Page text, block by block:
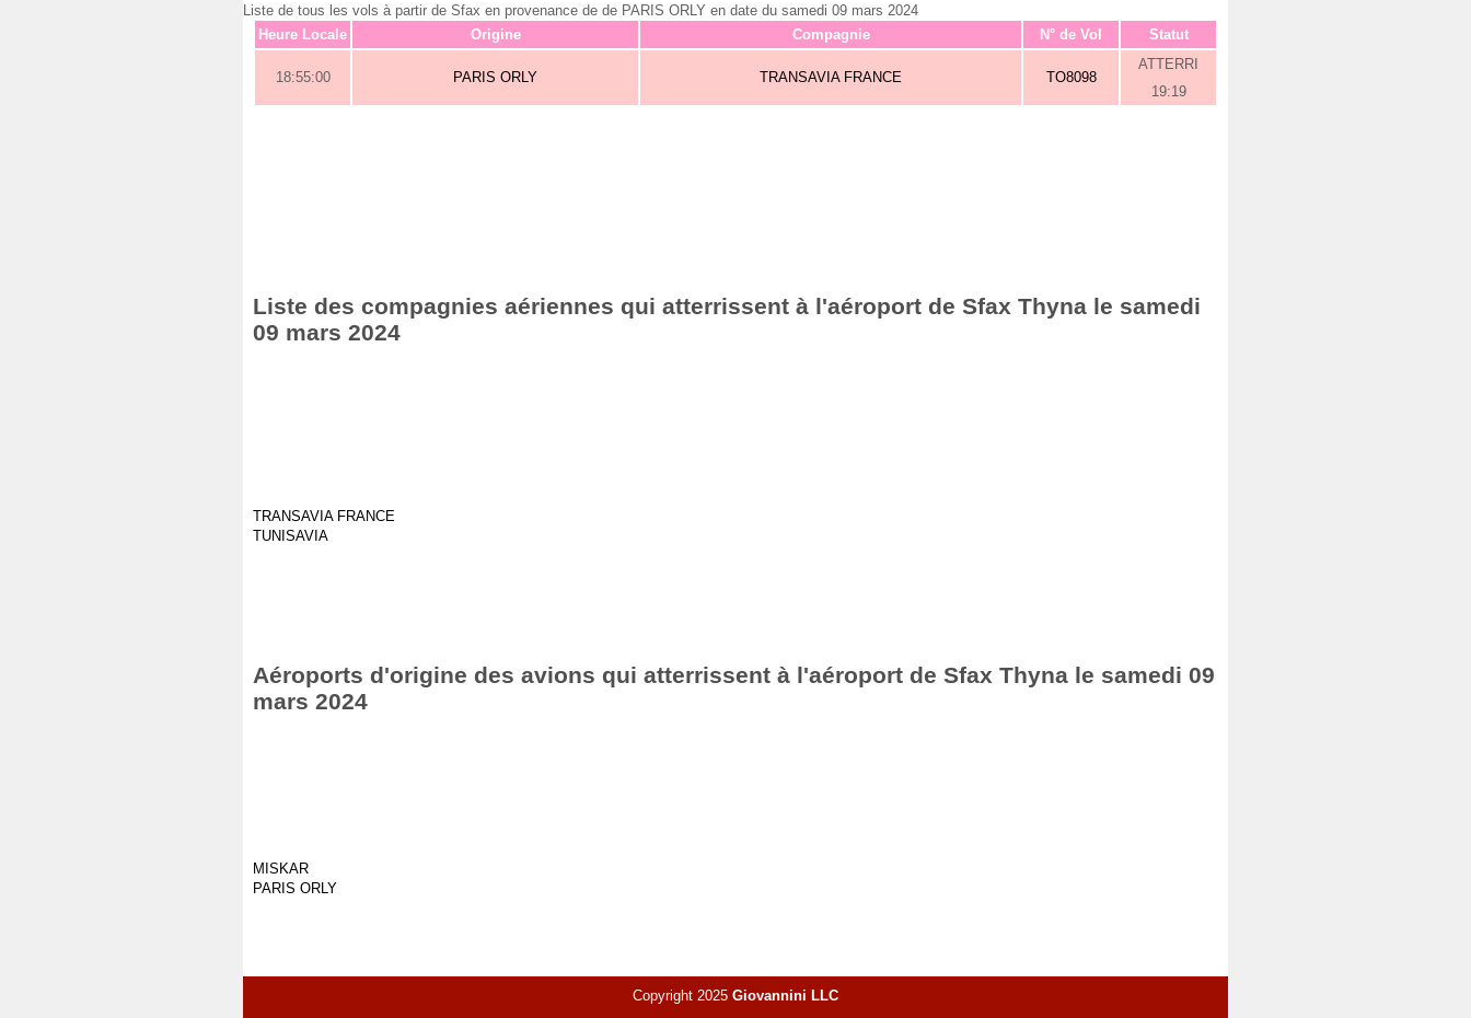
Liste de tous les vols à partir de Sfax en provenance de de PARIS ORLY en date du samedi 09 mars 2024
Heure Locale
Origine Compagnie N° de Vol Statut
18:55:00 PARIS ORLY TRANSAVIA FRANCE TO8098
ATTERRI
19:19
Liste des compagnies aériennes qui atterrissent à l'aéroport de Sfax Thyna le samedi
09 mars 2024
TRANSAVIA FRANCE
TUNISAVIA
Aéroports d'origine des avions qui atterrissent à l'aéroport de Sfax Thyna le samedi 09
mars 2024
MISKAR
PARIS ORLY
Copyright 2025 Giovannini LLC